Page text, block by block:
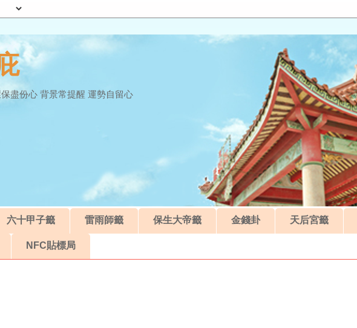
盡份心 背景常提醒 運勢自留心
六十甲子籤 雷雨師籤 保生大帝籤 金錢卦 天后宮籤
NFC貼標局